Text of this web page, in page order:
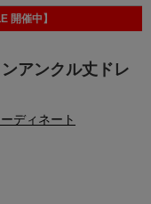
アンクル丈ドレ
ディネート
開催中】